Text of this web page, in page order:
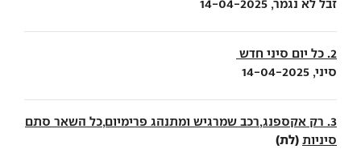
זבל לא נגמר, 14-04-2025
2. כל יום סיני חדש
סיני, 14-04-2025
3. רק אקספנג,רכב שמרגיש ומתנהג פרימיום,כל השאר סתם
סיניות (לת)